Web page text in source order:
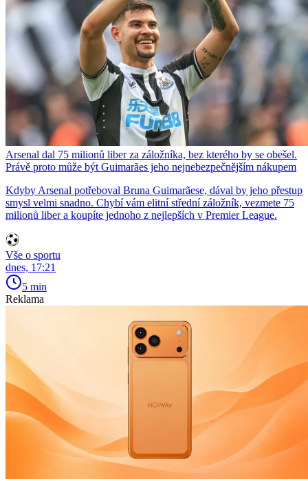
Arsenal dal 75 milionů liber za záložníka, bez kterého by se obešel.
Právě proto může být Guimarães jeho nejnebezpečnějším nákupem
Kdyby Arsenal potřeboval Bruna Guimarãese, dával by jeho přestup
smysl velmi snadno. Chybí vám elitní střední záložník, vezmete 75
milionů liber a koupíte jednoho z nejlepších v Premier League.
Vše o sportu
dnes, 17:21
5 min
Reklama